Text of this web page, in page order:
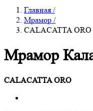
Главная /
Мрамор /
CALACATTA ORO
Мрамор
CALACATTA ORO